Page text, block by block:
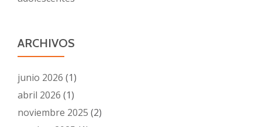
ARCHIVOS
junio 2026 (1)
abril 2026 (1)
noviembre 2025 (2)